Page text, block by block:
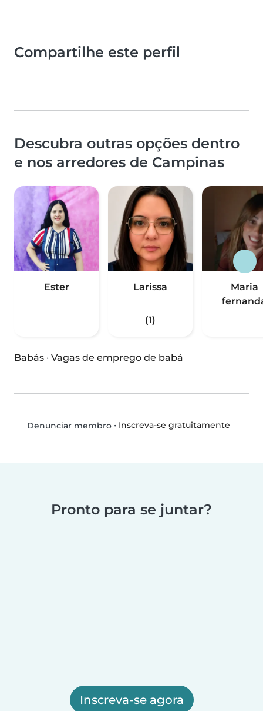
Compartilhe este perfil
Descubra outras opções dentro
e nos arredores de Campinas
Ester Larissa
(1)
Maria
Babás · Vagas de emprego de babá
Denunciar membro• Inscreva-se gratuitamente
Pronto para se juntar?
Inscreva-se agora